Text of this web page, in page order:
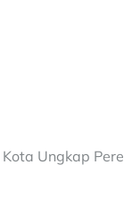
Ungkap